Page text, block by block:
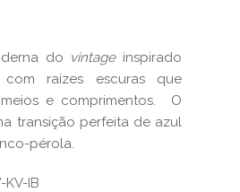
do vintage inspirado
raízes escuras que
e comprimentos. O
transição perfeita de azul
pérola.